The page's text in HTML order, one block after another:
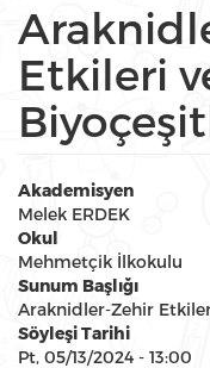
Etkileri
Akademisyen
Melek ERDEK
Okul
Mehmetçik İlkokulu
Sunum Başlığı
Araknidler-Zehir
Söyleşi Tarihi
Pt, 05/13/2024 - 13:00